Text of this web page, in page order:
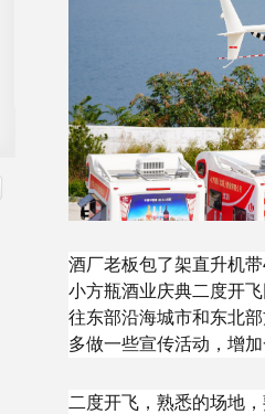
酒厂老板包了架直升机
小方瓶酒业庆典二度开
往东部沿海城市和东北
多做一些宣传活动，增
二度开飞，熟悉的场地